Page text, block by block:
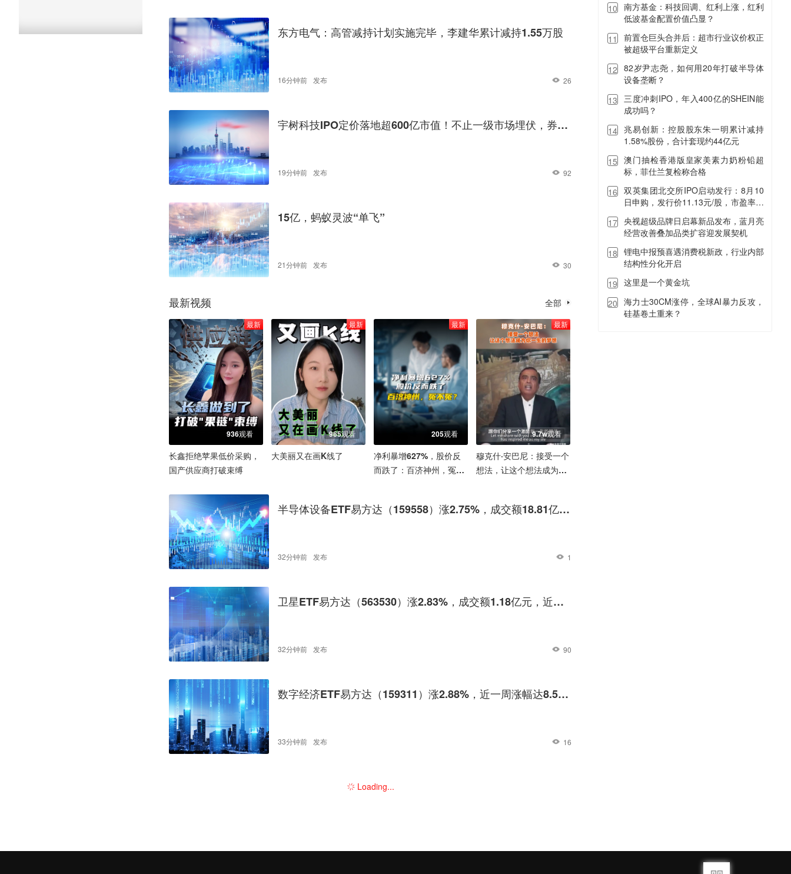
东方电气：高管减持计划实施完毕，李建华累计减持1.55万股
16分钟前 发布 26
宇树科技IPO定价落地超600亿市值！不止一级市场埋伏，券商
19分钟前 发布 92
15亿，蚂蚁灵波“单飞”
21分钟前 发布 30
最新视频 全部
936观看
最新
长鑫拒绝苹果低价采购，
国产供应商打破束缚
965观看
最新
大美丽又在画K线了
205观看
最新
净利暴增627%，股价反
而跌了：百济神州，冤不
9.7w观看
最新
穆克什·安巴尼：接受一个
想法，让这个想法成为你
半导体设备ETF易方达（159558）涨2.75%，成交额18.81亿
32分钟前 发布 1
卫星ETF易方达（563530）涨2.83%，成交额1.18亿元，近一
32分钟前 发布 90
数字经济ETF易方达（159311）涨2.88%，近一周涨幅达8.5
33分钟前 发布 16
Loading...
10 南方基金：科技回调、红利上涨，红利
低波基金配置价值凸显？
11 前置仓巨头合并后：超市行业议价权正
被超级平台重新定义
12 82岁尹志尧，如何用20年打破半导体
设备垄断？
13 三度冲刺IPO，年入400亿的SHEIN能
成功吗？
14 兆易创新：控股股东朱一明累计减持
1.58%股份，合计套现约44亿元
15 澳门抽检香港版皇家美素力奶粉铅超
标，菲仕兰复检称合格
16 双英集团北交所IPO启动发行：8月10
日申购，发行价11.13元/股，市盈率低
17 央视超级品牌日启幕新品发布，蓝月亮
经营改善叠加品类扩容迎发展契机
18 锂电中报预喜遇消费税新政，行业内部
结构性分化开启
19 这里是一个黄金坑
20 海力士30CM涨停，全球AI暴力反攻，
硅基卷土重来？